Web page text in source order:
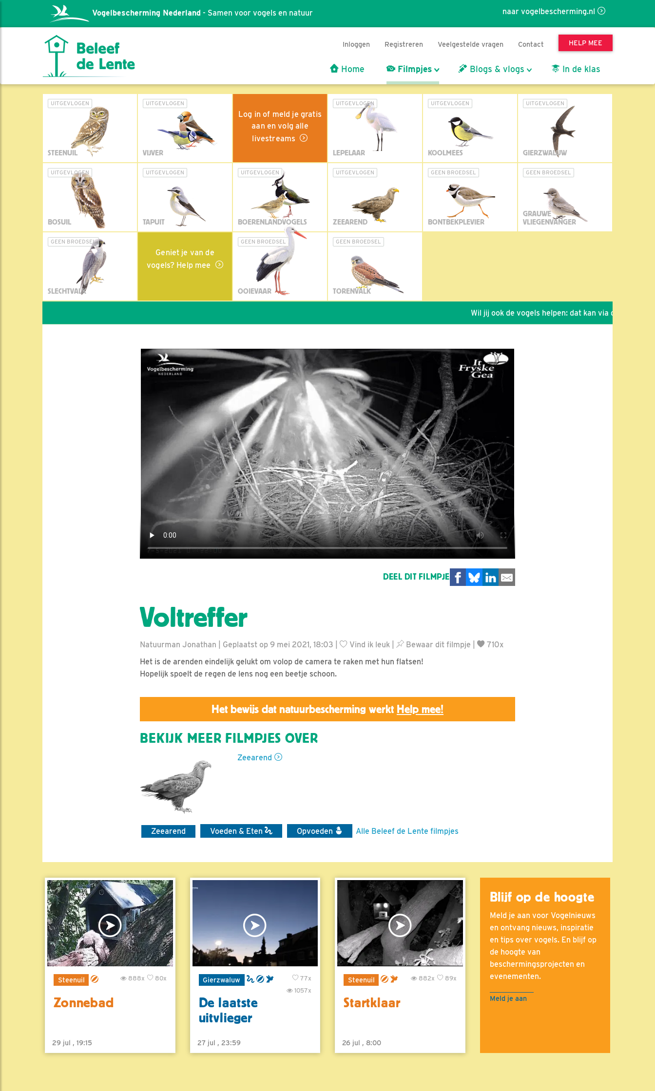
naar vogelbescherming.nl
Vogelbescherming Nederland - Samen voor vogels en natuur
Inloggen Registreren Veelgestelde vragen Contact HELP MEE
Home Filmpjes Blogs & vlogs In de klas
UITGEVLOGEN
STEENUIL
UITGEVLOGEN
VIJVER
Log in of meld je gratis
aan en volg alle
livestreams
UITGEVLOGEN
LEPELAAR
UITGEVLOGEN
KOOLMEES
UITGEVLOGEN
GIERZWALUW
UITGEVLOGEN
BOSUIL
UITGEVLOGEN
TAPUIT
UITGEVLOGEN
BOERENLANDVOGELS
UITGEVLOGEN
ZEEAREND
GEEN BROEDSEL
BONTBEKPLEVIER
GEEN BROEDSEL
GRAUWE
VLIEGENVANGER
GEEN BROEDSEL
SLECHTVALK
Geniet je van de
vogels? Help mee
GEEN BROEDSEL
OOIEVAAR
GEEN BROEDSEL
TORENVALK
Wil jij ook de vogels helpen: dat kan via de link!
DEEL DIT FILMPJE
Voltreffer
Natuurman Jonathan | Geplaatst op 9 mei 2021, 18:03 | Vind ik leuk Bewaar dit filmpje
710x
Het is de arenden eindelijk gelukt om volop de camera te raken met hun flatsen!
Hopelijk spoelt de regen de lens nog een beetje schoon.
Het bewijs dat natuurbescherming werkt Help mee!
BEKIJK MEER FILMPJES OVER
Zeearend
Zeearend Voeden & Eten Opvoeden Alle Beleef de Lente filmpjes
Steenuil 80x
888x
Zonnebad
29 jul , 19:15
Gierzwaluw
77x
1057x
De laatste
uitvlieger
27 jul , 23:59
Steenuil 89x
882x
Startklaar
26 jul , 8:00
Blijf op de hoogte
Meld je aan voor Vogelnieuws
en ontvang nieuws, inspiratie
en tips over vogels. En blijf op
de hoogte van
beschermingsprojecten en
evenementen.
Meld je aan